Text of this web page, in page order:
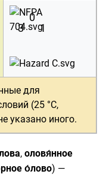
0
3
1
для
(25 °C,
указано иного.
, оловя́нное
о́лово) —